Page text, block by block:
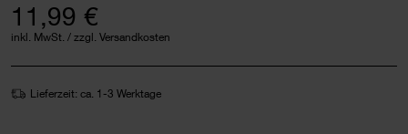
11,99 €
inkl. MwSt. / zzgl. Versandkosten
Lieferzeit: ca. 1-3 Werktage